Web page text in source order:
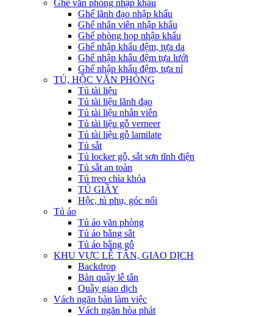
Ghế văn phòng nhập khẩu
Ghế lãnh đạo nhập khẩu
Ghế nhân viên nhập khẩu
Ghế phòng họp nhập khẩu
Ghế nhập khẩu đệm, tựa da
Ghế nhập khẩu đệm tựa lưới
Ghế nhập khẩu đệm, tựa nỉ
TỦ, HỘC VĂN PHÒNG
Tủ tài liệu
Tủ tài liệu lãnh đạo
Tủ tài liệu nhân viên
Tủ tài liệu gỗ verneer
Tủ tài liệu gỗ lamilate
Tủ sắt
Tủ locker gỗ, sắt sơn tĩnh điện
Tủ sắt an toàn
Tủ treo chìa khóa
TỦ GIẦY
Hộc, tủ phụ, góc nối
Tủ áo
Tủ áo văn phòng
Tủ áo bằng sắt
Tủ áo bằng gỗ
KHU VỰC LỄ TÂN, GIAO DỊCH
Backdrop
Bàn quầy lễ tân
Quầy giao dịch
Vách ngăn bàn làm việc
Vách ngăn hòa phát